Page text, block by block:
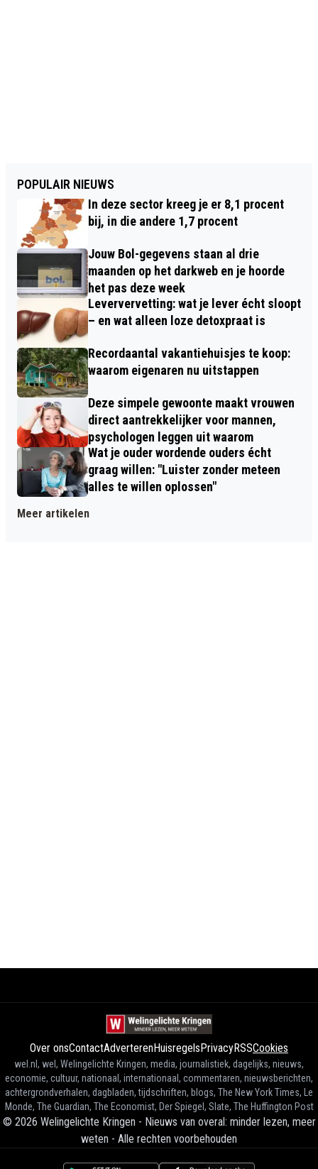
POPULAIR NIEUWS
In deze sector kreeg je er 8,1 procent
bij, in die andere 1,7 procent
Jouw Bol-gegevens staan al drie
maanden op het darkweb en je hoorde
het pas deze week
Leververvetting: wat je lever écht sloopt
– en wat alleen loze detoxpraat is
Recordaantal vakantiehuisjes te koop:
waarom eigenaren nu uitstappen
Deze simpele gewoonte maakt vrouwen
direct aantrekkelijker voor mannen,
psychologen leggen uit waarom
Wat je ouder wordende ouders écht
graag willen: "Luister zonder meteen
alles te willen oplossen"
Meer artikelen
Over onsContactAdverterenHuisregelsPrivacyRSSCookies
wel.nl, wel, Welingelichte Kringen, media, journalistiek, dagelijks, nieuws,
economie, cultuur, nationaal, internationaal, commentaren, nieuwsberichten,
achtergrondverhalen, dagbladen, tijdschriften, blogs, The New York Times, Le
Monde, The Guardian, The Economist, Der Spiegel, Slate, The Huffington Post
© 2026 Welingelichte Kringen - Nieuws van overal: minder lezen, meer
weten - Alle rechten voorbehouden